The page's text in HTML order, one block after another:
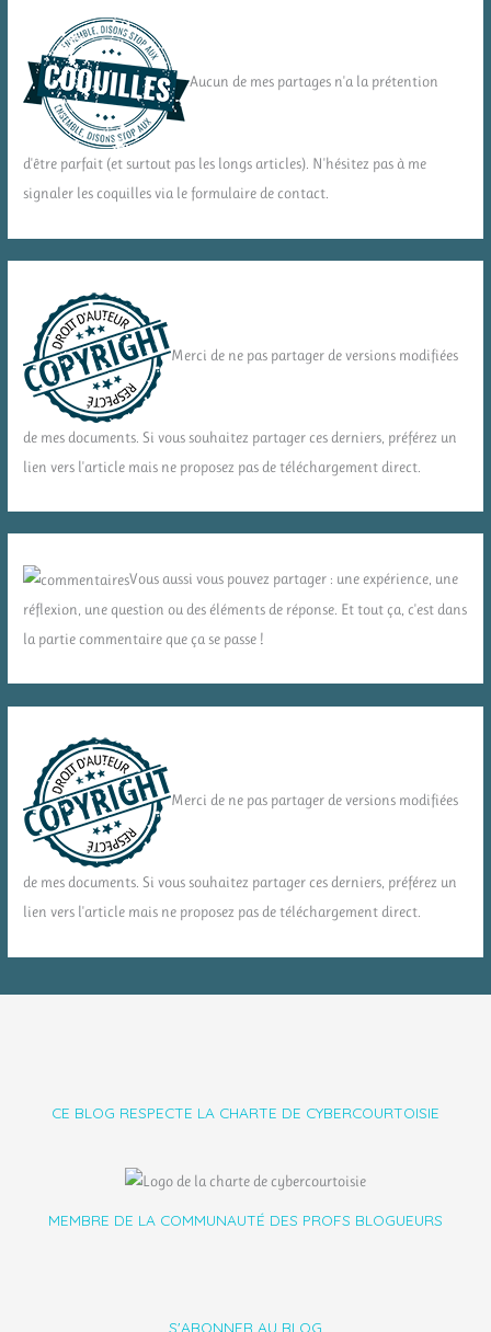
Aucun de mes partages n'a la prétention
d'être parfait (et surtout pas les longs articles). N'hésitez pas à me
signaler les coquilles via le formulaire de contact.
Merci de ne pas partager de versions modifiées
de mes documents. Si vous souhaitez partager ces derniers, préférez un
lien vers l'article mais ne proposez pas de téléchargement direct.
Vous aussi vous pouvez partager : une expérience, une
réflexion, une question ou des éléments de réponse. Et tout ça, c'est dans
la partie commentaire que ça se passe !
Merci de ne pas partager de versions modifiées
de mes documents. Si vous souhaitez partager ces derniers, préférez un
lien vers l'article mais ne proposez pas de téléchargement direct.
CE BLOG RESPECTE LA CHARTE DE CYBERCOURTOISIE
MEMBRE DE LA COMMUNAUTÉ DES PROFS BLOGUEURS
S'ABONNER AU BLOG